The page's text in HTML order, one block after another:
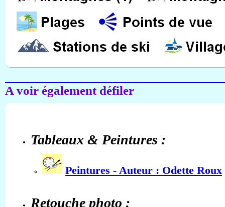
A voir également défiler
Tableaux & Peintures :
Peintures - Auteur : Odette Roux
Retouche photo :